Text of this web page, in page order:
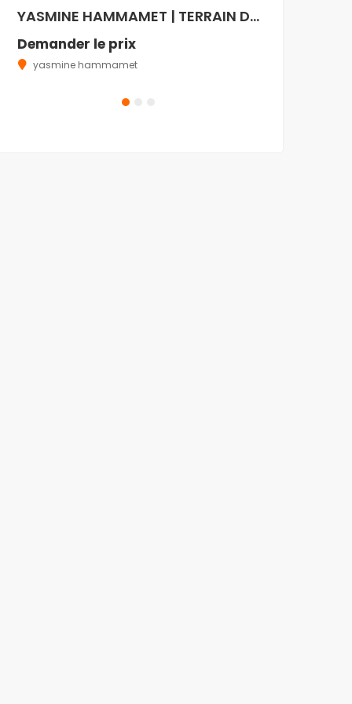
YASMINE HAMMAMET | TERRAIN D’EXCEPTION DE 880 m² – TITRE FONCIER INDIVIDUEL (TITRE BLEU)
Demander le prix
yasmine hammamet